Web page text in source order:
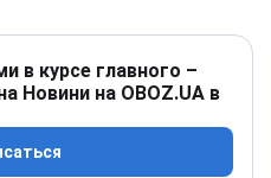
в курсе главного –
Новини на OBOZ.UA в